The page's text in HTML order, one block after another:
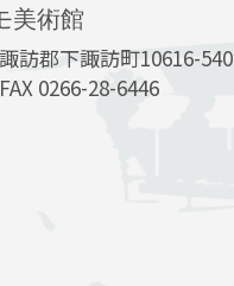
美術館
訪郡下諏訪町10616-540
0266-28-6446